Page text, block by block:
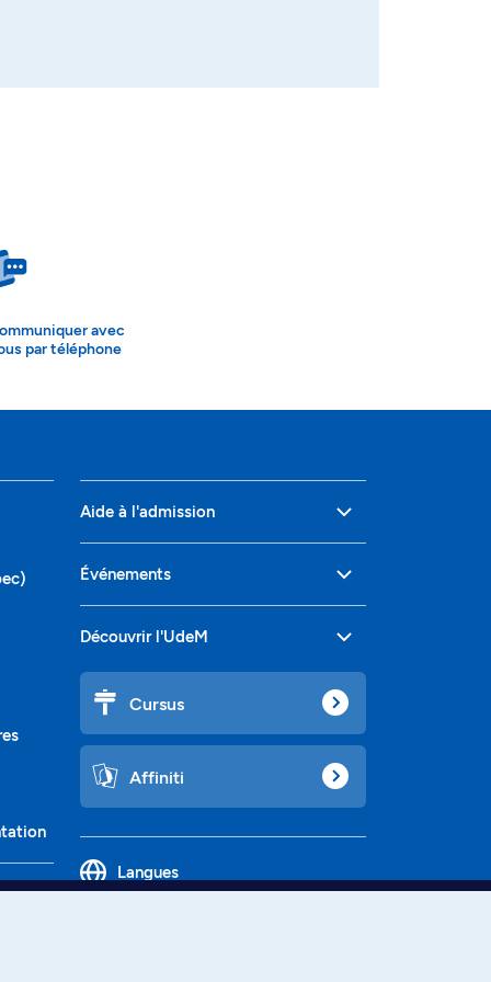
avec
par téléphone
Aide à l'admission
Événements
Découvrir l'UdeM
Cursus
Affiniti
Langues